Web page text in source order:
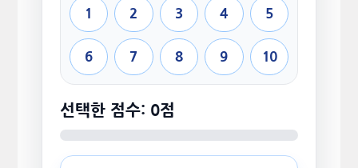
1 2 3 4 5
6 7 8 9 10
선택한 점수: 0점